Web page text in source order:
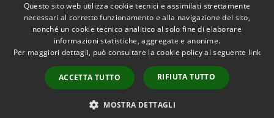
Accessibilità
Copyright © 2026 • Comune di
Miradolo Terme • Powered by
Municipium•
Accesso
redazione
Questo sito web utilizza cookie tecnici e assimilati strettamente
necessari al corretto funzionamento e alla navigazione del sito,
nonché un cookie tecnico analitico al solo fine di elaborare
informazioni statistiche, aggregate e anonime.
Per maggiori dettagli, può consultare la cookie policy al seguente link
ACCETTA TUTTO RIFIUTA TUTTO
MOSTRA DETTAGLI